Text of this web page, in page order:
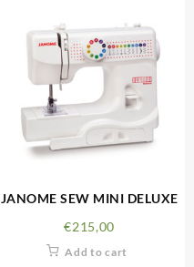
JANOME SEW MINI DELUXE
€215,00
Add to cart